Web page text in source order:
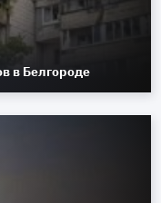
в Белгороде